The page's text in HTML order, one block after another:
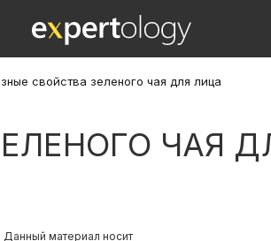
свойства зеленого чая для лица
ЧАЯ
Данный материал носит